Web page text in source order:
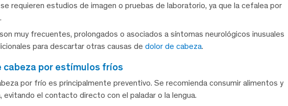
requieren estudios de imagen o pruebas de laboratorio, ya que la cefalea por
muy frecuentes, prolongados o asociados a síntomas neurológicos inusuales
para descartar otras causas de dolor de cabeza.
cabeza por estímulos fríos
por frío es principalmente preventivo. Se recomienda consumir alimentos y
evitando el contacto directo con el paladar o la lengua.